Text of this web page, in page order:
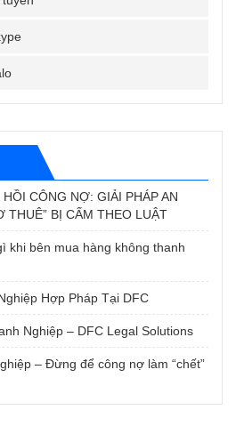
CÔNG NỢ: GIẢI PHÁP AN
THUÊ” BỊ CẤM THEO LUẬT
khi bên mua hàng không thanh
Hợp Pháp Tại DFC
Nghiệp – DFC Legal Solutions
– Đừng để công nợ làm “chết”